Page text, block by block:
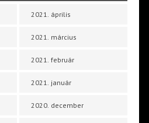
2021. április
2021. március
2021. február
2021. január
2020. december